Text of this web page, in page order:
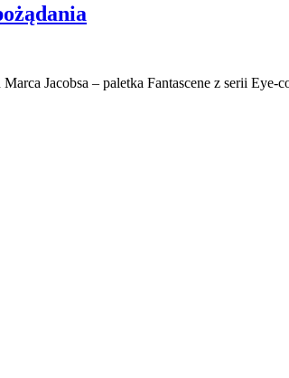
Jacobsa – paletka Fantascene z serii Eye-